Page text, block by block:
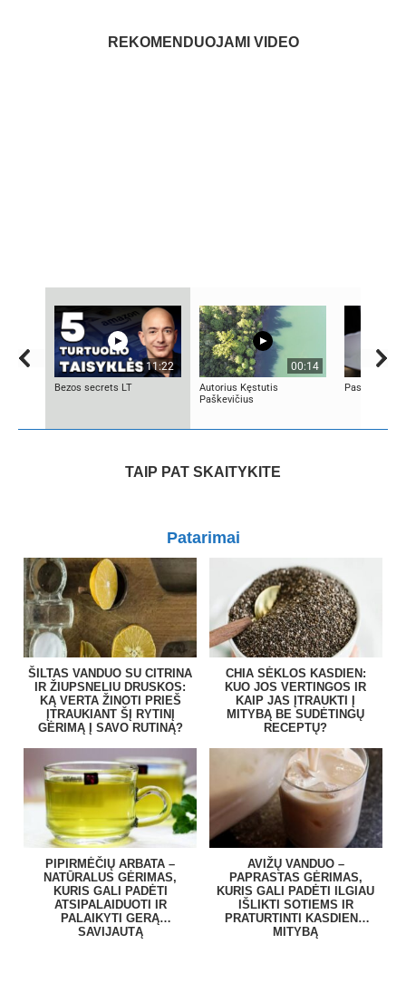
REKOMENDUOJAMI VIDEO
11:22
Bezos secrets LT
00:14
Autorius Kęstutis
Paškevičius
Pasaulio
TAIP PAT SKAITYKITE
Patarimai
ŠILTAS VANDUO SU CITRINA
IR ŽIUPSNELIU DRUSKOS:
KĄ VERTA ŽINOTI PRIEŠ
ĮTRAUKIANT ŠĮ RYTINĮ
GĖRIMĄ Į SAVO RUTINĄ?
CHIA SĖKLOS KASDIEN:
KUO JOS VERTINGOS IR
KAIP JAS ĮTRAUKTI Į
MITYBĄ BE SUDĖTINGŲ
RECEPTŲ?
PIPIRMĖČIŲ ARBATA –
NATŪRALUS GĖRIMAS,
KURIS GALI PADĖTI
ATSIPALAIDUOTI IR
PALAIKYTI GERĄ
SAVIJAUTĄ
AVIŽŲ VANDUO –
PAPRASTAS GĖRIMAS,
KURIS GALI PADĖTI ILGIAU
IŠLIKTI SOTIEMS IR
PRATURTINTI KASDIENĘ
MITYBĄ